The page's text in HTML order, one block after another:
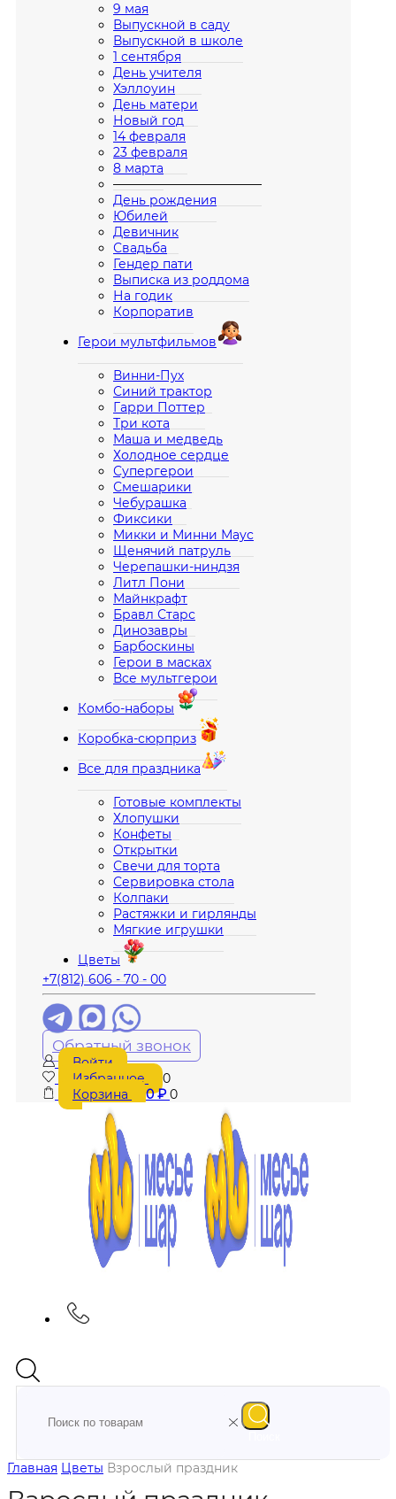
9 мая
Выпускной в саду
Выпускной в школе
1 сентября
День учителя
Хэллоуин
День матери
Новый год
14 февраля
23 февраля
8 марта
————————————
День рождения
Юбилей
Девичник
Свадьба
Гендер пати
Выписка из роддома
На годик
Корпоратив
Герои мультфильмов
Винни-Пух
Синий трактор
Гарри Поттер
Три кота
Маша и медведь
Холодное сердце
Супергерои
Смешарики
Чебурашка
Фиксики
Микки и Минни Маус
Щенячий патруль
Черепашки-ниндзя
Литл Пони
Майнкрафт
Бравл Старс
Динозавры
Барбоскины
Герои в масках
Все мультгерои
Комбо-наборы
Коробка-сюрприз
Все для праздника
Готовые комплекты
Хлопушки
Конфеты
Открытки
Свечи для торта
Сервировка стола
Колпаки
Растяжки и гирлянды
Мягкие игрушки
Цветы
+7(812) 606 - 70 - 00
Обратный звонок
Войти
Избранное
0
Корзина
0₽ 0
Главная Цветы Взрослый праздник